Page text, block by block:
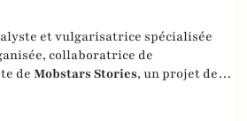
et vulgarisatrice spécialisée
collaboratrice de
de Mobstars Stories, un projet de
sociaux qui explore les
et ses représentations.